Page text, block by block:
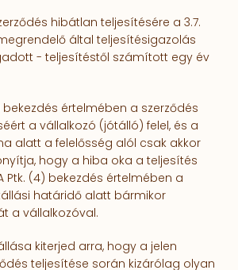
hibátlan teljesítésére a 3.7.
által teljesítésigazolás
- teljesítéstől számí­tott egy év
bekezdés értelmében a szerződés
a vállalkozó (jótálló) felel, és a
alatt a felelősség alól csak akkor
hogy a hiba oka a teljesítés
Ptk. (4) bekezdés értelmében a
határidő alatt bármikor
a vállalkozóval.
kiterjed arra, hogy a jelen
teljesítése során kizárólag olyan